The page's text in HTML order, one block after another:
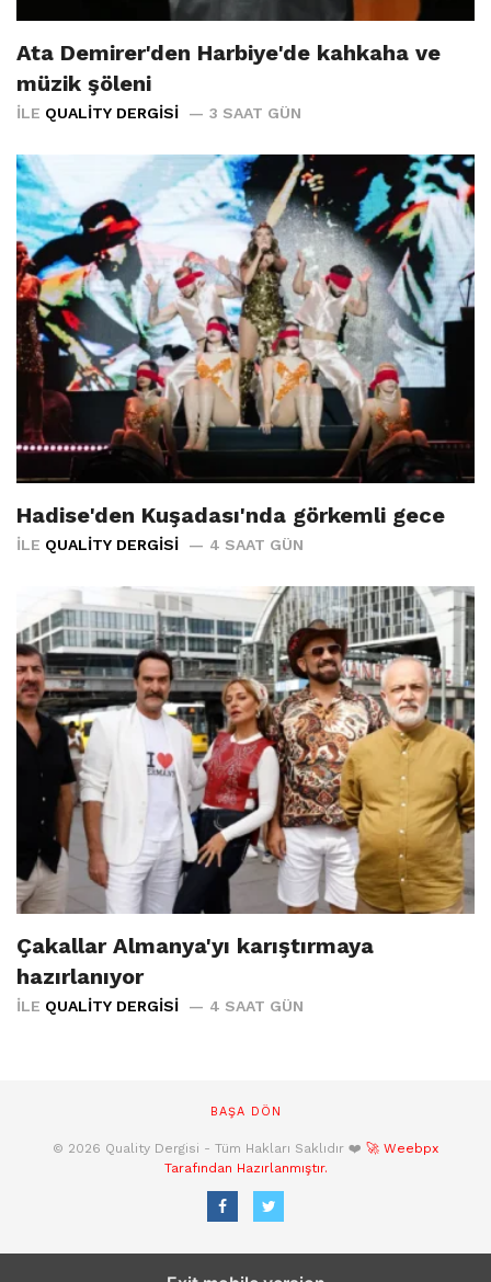
Ata Demirer'den Harbiye'de kahkaha ve
müzik şöleni
İLE QUALITY DERGISI 3 SAAT GÜN
Hadise'den Kuşadası'nda görkemli gece
İLE QUALITY DERGISI 4 SAAT GÜN
Çakallar Almanya'yı karıştırmaya
hazırlanıyor
İLE QUALITY DERGISI 4 SAAT GÜN
BAŞA DÖN
© 2026 Quality Dergisi - Tüm Hakları Saklıdır ❤️ 🚀 Weebpx
Tarafından Hazırlanmıştır.